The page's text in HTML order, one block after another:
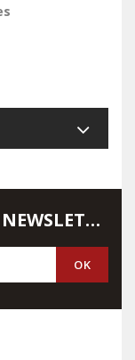
INSCRIVEZ-VOUS À NOTRE NEWSLETTER